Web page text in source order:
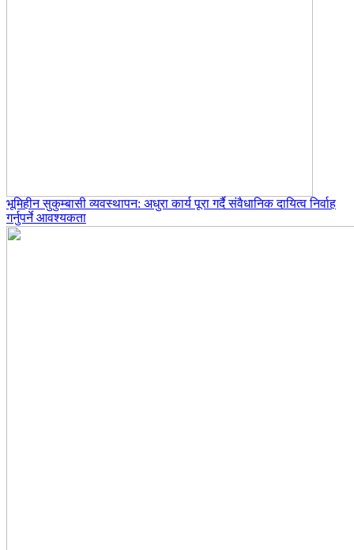
भूमिहीन सुकुम्बासी व्यवस्थापन: अधुरा कार्य पूरा गर्दै संवैधानिक दायित्व निर्वाह
गर्नुपर्ने आवश्यकता